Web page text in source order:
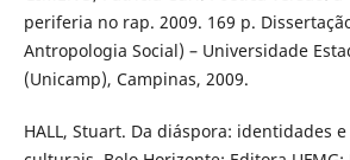
periferia no rap. 2009. 169 p.
Antropologia Social) – Universidade
(Unicamp), Campinas, 2009.
HALL, Stuart. Da diáspora: identidades